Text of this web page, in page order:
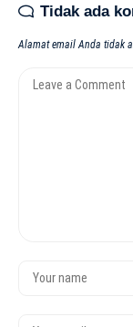
Tidak ada
Alamat email Anda tidak